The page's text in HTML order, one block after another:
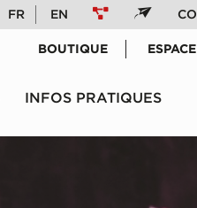
FR EN
BOUTIQUE
INFOS PRATIQUES